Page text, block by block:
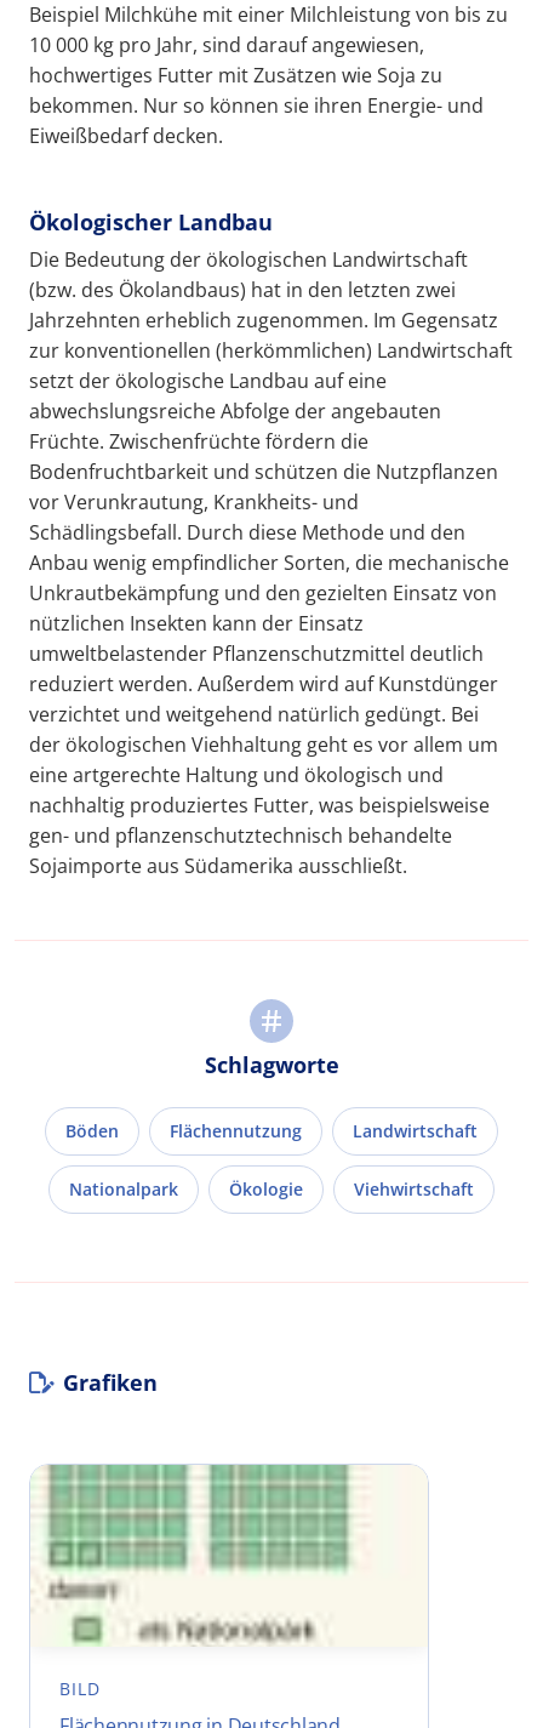
Beispiel Milchkühe mit einer Milchleistung von bis zu
10 000 kg pro Jahr, sind darauf angewiesen,
hochwertiges Futter mit Zusätzen wie Soja zu
bekommen. Nur so können sie ihren Energie- und
Eiweißbedarf decken.
Ökologischer Landbau
Die Bedeutung der ökologischen Landwirtschaft
(bzw. des Ökolandbaus) hat in den letzten zwei
Jahrzehnten erheblich zugenommen. Im Gegensatz
zur konventionellen (herkömmlichen) Landwirtschaft
setzt der ökologische Landbau auf eine
abwechslungsreiche Abfolge der angebauten
Früchte. Zwischenfrüchte fördern die
Bodenfruchtbarkeit und schützen die Nutzpflanzen
vor Verunkrautung, Krankheits- und
Schädlingsbefall. Durch diese Methode und den
Anbau wenig empfindlicher Sorten, die mechanische
Unkrautbekämpfung und den gezielten Einsatz von
nützlichen Insekten kann der Einsatz
umweltbelastender Pflanzenschutzmittel deutlich
reduziert werden. Außerdem wird auf Kunstdünger
verzichtet und weitgehend natürlich gedüngt. Bei
der ökologischen Viehhaltung geht es vor allem um
eine artgerechte Haltung und ökologisch und
nachhaltig produziertes Futter, was beispielsweise
gen- und pflanzenschutztechnisch behandelte
Sojaimporte aus Südamerika ausschließt.
Schlagworte
Böden Flächennutzung Landwirtschaft
Nationalpark Ökologie Viehwirtschaft
Grafiken
BILD